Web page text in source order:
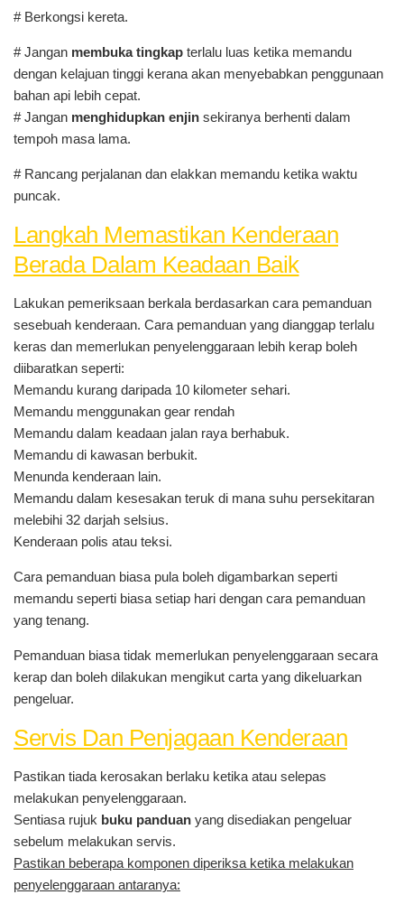
# Berkongsi kereta.
# Jangan membuka tingkap terlalu luas ketika memandu
dengan kelajuan tinggi kerana akan menyebabkan penggunaan
bahan api lebih cepat.
# Jangan menghidupkan enjin sekiranya berhenti dalam
tempoh masa lama.
# Rancang perjalanan dan elakkan memandu ketika waktu
puncak.
Langkah Memastikan Kenderaan
Berada Dalam Keadaan Baik
Lakukan pemeriksaan berkala berdasarkan cara pemanduan
sesebuah kenderaan. Cara pemanduan yang dianggap terlalu
keras dan memerlukan penyelenggaraan lebih kerap boleh
diibaratkan seperti:
Memandu kurang daripada 10 kilometer sehari.
Memandu menggunakan gear rendah
Memandu dalam keadaan jalan raya berhabuk.
Memandu di kawasan berbukit.
Menunda kenderaan lain.
Memandu dalam kesesakan teruk di mana suhu persekitaran
melebihi 32 darjah selsius.
Kenderaan polis atau teksi.
Cara pemanduan biasa pula boleh digambarkan seperti
memandu seperti biasa setiap hari dengan cara pemanduan
yang tenang.
Pemanduan biasa tidak memerlukan penyelenggaraan secara
kerap dan boleh dilakukan mengikut carta yang dikeluarkan
pengeluar.
Servis Dan Penjagaan Kenderaan
Pastikan tiada kerosakan berlaku ketika atau selepas
melakukan penyelenggaraan.
Sentiasa rujuk buku panduan yang disediakan pengeluar
sebelum melakukan servis.
Pastikan beberapa komponen diperiksa ketika melakukan
penyelenggaraan antaranya: